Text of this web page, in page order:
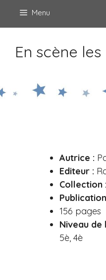
Menu
En scène les
Autrice :
Editeur :
Collection :
156 pages
Niveau de
5è, 4è